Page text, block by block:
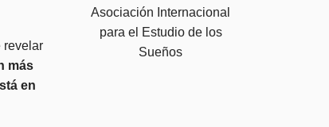
revelar
más
en
Asociación Internacional
para el Estudio de los
Sueños